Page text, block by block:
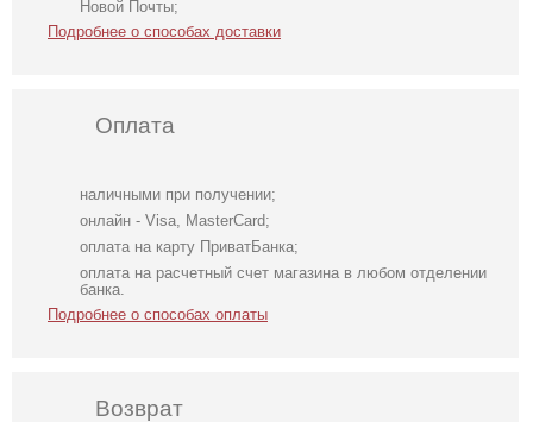
Новой Почты;
Подробнее о способах доставки
Оплата
наличными при получении;
онлайн - Visa, MasterCard;
оплата на карту ПриватБанка;
оплата на расчетный счет магазина в любом отделении
банка.
Подробнее о способах оплаты
Возврат